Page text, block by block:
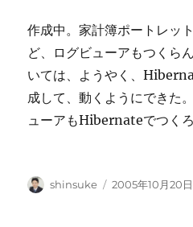
作成中。家計簿ポートレッ
ど、ログビューアもつくら
いては、ようやく、
成して、動くようにできた
ューアもHibernateでつくろ
投
shinsuke
投
2005年10月20日